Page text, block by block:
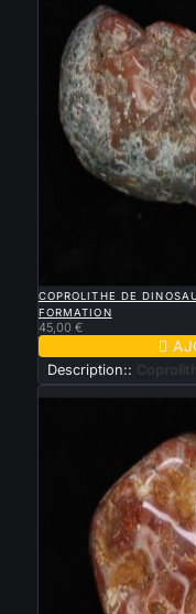
COPROLITHE DE
FORMATION
45,00 €

Description::
Nouveau